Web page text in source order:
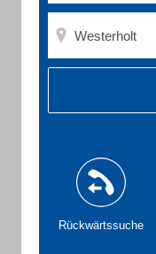
Rückwärtssuche